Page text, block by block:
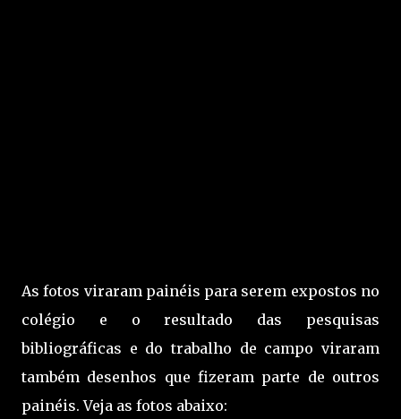
As fotos viraram painéis para serem expostos no
colégio e o resultado das pesquisas
bibliográficas e do trabalho de campo viraram
também desenhos que fizeram parte de outros
painéis. Veja as fotos abaixo: